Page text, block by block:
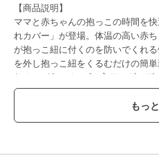
【商品説明】
ママと赤ちゃんの抱っこの時間を
れカバー」が登場。体温の高い赤
が抱っこ紐に付くのを防いでくれ
を外し抱っこ紐をくるむだけの簡
れるのがGood。ゴム入りのギャザ
気にすることなく、様々な抱っこ
うな肌触りのコットン素材を表生
肌に優しい、厚みのあるふわふわ